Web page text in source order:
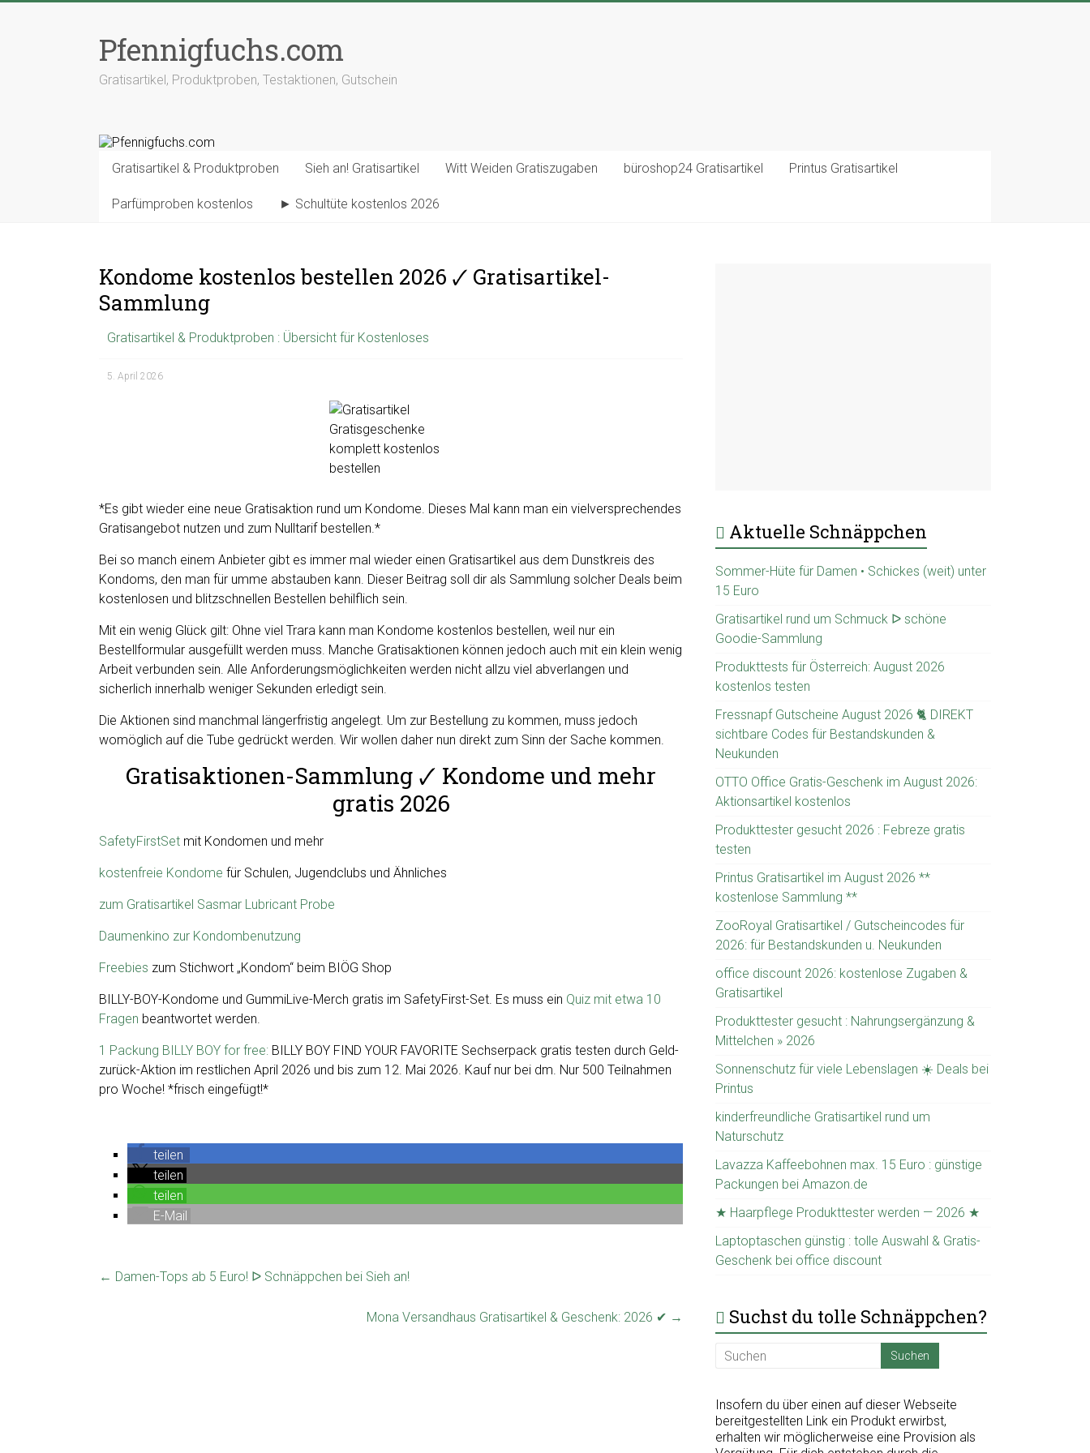
Pfennigfuchs.com
Gratisartikel, Produktproben, Testaktionen, Gutschein
Gratisartikel & Produktproben Sieh an! Gratisartikel Witt Weiden Gratiszugaben büroshop24 Gratisartikel Printus Gratisartikel
Parfümproben kostenlos ► Schultüte kostenlos 2026
Kondome kostenlos bestellen 2026 🗸 Gratisartikel-
Sammlung
Gratisartikel & Produktproben : Übersicht für Kostenloses
5. April 2026
*Es gibt wieder eine neue Gratisaktion rund um Kondome. Dieses Mal kann man ein vielversprechendes
Gratisangebot nutzen und zum Nulltarif bestellen.*
Bei so manch einem Anbieter gibt es immer mal wieder einen Gratisartikel aus dem Dunstkreis des
Kondoms, den man für umme abstauben kann. Dieser Beitrag soll dir als Sammlung solcher Deals beim
kostenlosen und blitzschnellen Bestellen behilflich sein.
Mit ein wenig Glück gilt: Ohne viel Trara kann man Kondome kostenlos bestellen, weil nur ein
Bestellformular ausgefüllt werden muss. Manche Gratisaktionen können jedoch auch mit ein klein wenig
Arbeit verbunden sein. Alle Anforderungsmöglichkeiten werden nicht allzu viel abverlangen und
sicherlich innerhalb weniger Sekunden erledigt sein.
Die Aktionen sind manchmal längerfristig angelegt. Um zur Bestellung zu kommen, muss jedoch
womöglich auf die Tube gedrückt werden. Wir wollen daher nun direkt zum Sinn der Sache kommen.
Gratisaktionen-Sammlung 🗸 Kondome und mehr
gratis 2026
SafetyFirstSet mit Kondomen und mehr
kostenfreie Kondome für Schulen, Jugendclubs und Ähnliches
zum Gratisartikel Sasmar Lubricant Probe
Daumenkino zur Kondombenutzung
Freebies zum Stichwort „Kondom“ beim BIÖG Shop
BILLY-BOY-Kondome und GummiLive-Merch gratis im SafetyFirst-Set. Es muss ein Quiz mit etwa 10
Fragen beantwortet werden.
1 Packung BILLY BOY for free: BILLY BOY FIND YOUR FAVORITE Sechserpack gratis testen durch Geld-
zurück-Aktion im restlichen April 2026 und bis zum 12. Mai 2026. Kauf nur bei dm. Nur 500 Teilnahmen
pro Woche! *frisch eingefügt!*
teilen
teilen
teilen
E-Mail
← Damen-Tops ab 5 Euro! ᐅ Schnäppchen bei Sieh an!
Mona Versandhaus Gratisartikel & Geschenk: 2026 ✔ →
Aktuelle Schnäppchen
Sommer-Hüte für Damen • Schickes (weit) unter
15 Euro
Gratisartikel rund um Schmuck ᐅ schöne
Goodie-Sammlung
Produkttests für Österreich: August 2026
kostenlos testen
Fressnapf Gutscheine August 2026 🐈 DIREKT
sichtbare Codes für Bestandskunden &
Neukunden
OTTO Office Gratis-Geschenk im August 2026:
Aktionsartikel kostenlos
Produkttester gesucht 2026 : Febreze gratis
testen
Printus Gratisartikel im August 2026 **
kostenlose Sammlung **
ZooRoyal Gratisartikel / Gutscheincodes für
2026: für Bestandskunden u. Neukunden
office discount 2026: kostenlose Zugaben &
Gratisartikel
Produkttester gesucht : Nahrungsergänzung &
Mittelchen » 2026
Sonnenschutz für viele Lebenslagen ☀️ Deals bei
Printus
kinderfreundliche Gratisartikel rund um
Naturschutz
Lavazza Kaffeebohnen max. 15 Euro : günstige
Packungen bei Amazon.de
★ Haarpflege Produkttester werden — 2026 ★
Laptoptaschen günstig : tolle Auswahl & Gratis-
Geschenk bei office discount
Suchst du tolle Schnäppchen?
Insofern du über einen auf dieser Webseite
bereitgestellten Link ein Produkt erwirbst,
erhalten wir möglicherweise eine Provision als